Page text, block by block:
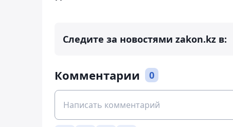
Следите за новостями zakon.kz в:
Комментарии 0